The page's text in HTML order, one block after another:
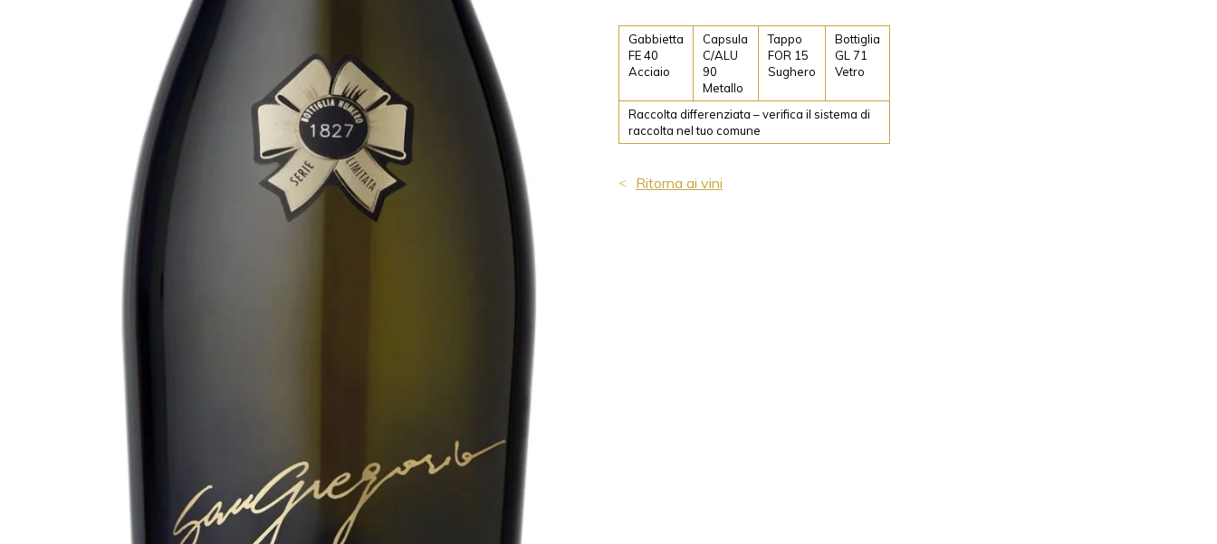
Gabbietta
FE 40
Acciaio
Capsula
C/ALU
90
Metallo
Tappo
FOR 15
Sughero
Bottiglia
GL 71
Vetro
Raccolta differenziata – verifica il sistema di
raccolta nel tuo comune
Ritorna ai vini